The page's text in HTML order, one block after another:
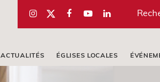
ACTUALITÉS ÉGLISES LOCALES